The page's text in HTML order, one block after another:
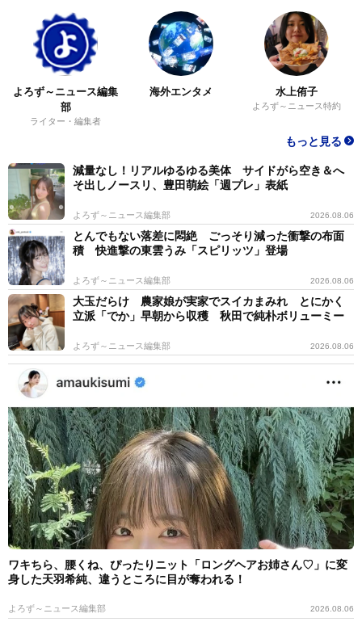
よろず～ニュース編集
部
ライター・編集者
海外エンタメ 水上侑子
よろず～ニュース特約
もっと見る
減量なし！リアルゆるゆる美体 サイドがら空き＆へ
そ出しノースリ、豊田萌絵「週プレ」表紙
よろず～ニュース編集部 2026.08.06
とんでもない落差に悶絶 ごっそり減った衝撃の布面
積 快進撃の東雲うみ「スピリッツ」登場
よろず～ニュース編集部 2026.08.06
大玉だらけ 農家娘が実家でスイカまみれ とにかく
立派「でか」早朝から収穫 秋田で純朴ボリューミー
よろず～ニュース編集部 2026.08.06
ワキちら、腰くね、ぴったりニット「ロングヘアお姉さん♡」に変
身した天羽希純、違うところに目が奪われる！
よろず～ニュース編集部 2026.08.06